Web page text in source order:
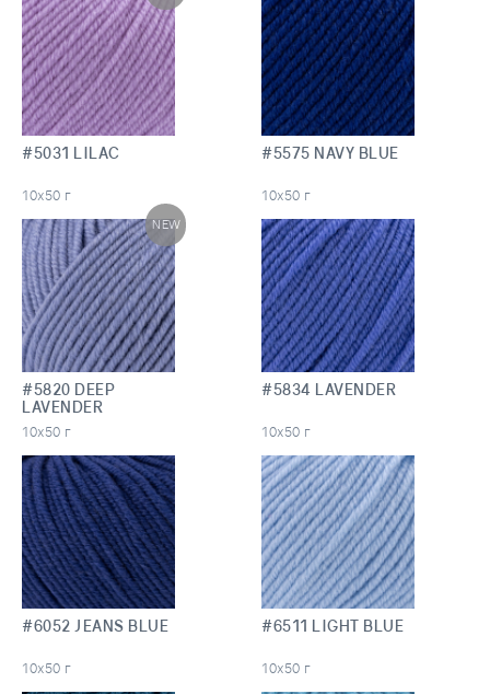
#5031 LILAC
10х50 г
#5575 NAVY BLUE
10х50 г
NEW
#5820 DEEP
LAVENDER
10х50 г
#5834 LAVENDER
10х50 г
#6052 JEANS BLUE
10х50 г
#6511 LIGHT BLUE
10х50 г